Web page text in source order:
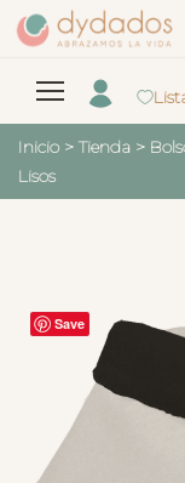
Inicio > Tienda >
Lisos
Save